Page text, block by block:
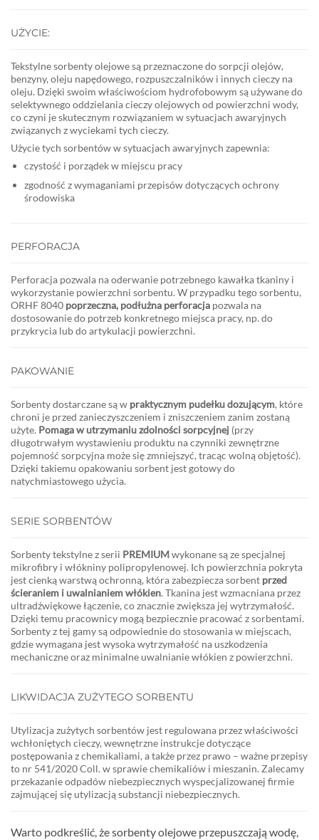
UŻYCIE:
Tekstylne sorbenty olejowe są przeznaczone do sorpcji olejów,
benzyny, oleju napędowego, rozpuszczalników i innych cieczy na
oleju. Dzięki swoim właściwościom hydrofobowym są używane do
selektywnego oddzielania cieczy olejowych od powierzchni wody,
co czyni je skutecznym rozwiązaniem w sytuacjach awaryjnych
związanych z wyciekami tych cieczy.
Użycie tych sorbentów w sytuacjach awaryjnych zapewnia:
czystość i porządek w miejscu pracy
zgodność z wymaganiami przepisów dotyczących ochrony
środowiska
PERFORACJA
Perforacja pozwala na oderwanie potrzebnego kawałka tkaniny i
wykorzystanie powierzchni sorbentu. W przypadku tego sorbentu,
ORHF 8040 poprzeczna, podłużna perforacja pozwala na
dostosowanie do potrzeb konkretnego miejsca pracy, np. do
przykrycia lub do artykulacji powierzchni.
PAKOWANIE
Sorbenty dostarczane są w praktycznym pudełku dozującym, które
chroni je przed zanieczyszczeniem i zniszczeniem zanim zostaną
użyte. Pomaga w utrzymaniu zdolności sorpcyjnej (przy
długotrwałym wystawieniu produktu na czynniki zewnętrzne
pojemność sorpcyjna może się zmniejszyć, tracąc wolną objętość).
Dzięki takiemu opakowaniu sorbent jest gotowy do
natychmiastowego użycia.
SERIE SORBENTÓW
Sorbenty tekstylne z serii PREMIUMwykonane są ze specjalnej
mikrofibry i włókniny polipropylenowej. Ich powierzchnia pokryta
jest cienką warstwą ochronną, która zabezpiecza sorbent przed
ścieraniem i uwalnianiem włókien. Tkanina jest wzmacniana przez
ultradźwiękowe łączenie, co znacznie zwiększa jej wytrzymałość.
Dzięki temu pracownicy mogą bezpiecznie pracować z sorbentami.
Sorbenty z tej gamy są odpowiednie do stosowania w miejscach,
gdzie wymagana jest wysoka wytrzymałość na uszkodzenia
mechaniczne oraz minimalne uwalnianie włókien z powierzchni.
LIKWIDACJA ZUŻYTEGO SORBENTU
Utylizacja zużytych sorbentów jest regulowana przez właściwości
wchłoniętych cieczy, wewnętrzne instrukcje dotyczące
postępowania z chemikaliami, a także przez prawo – ważne przepisy
to nr 541/2020 Coll. w sprawie chemikaliów i mieszanin. Zalecamy
przekazanie odpadów niebezpiecznych wyspecjalizowanej firmie
zajmującej się utylizacją substancji niebezpiecznych.
Warto podkreślić, że sorbenty olejowe przepuszczają wodę,